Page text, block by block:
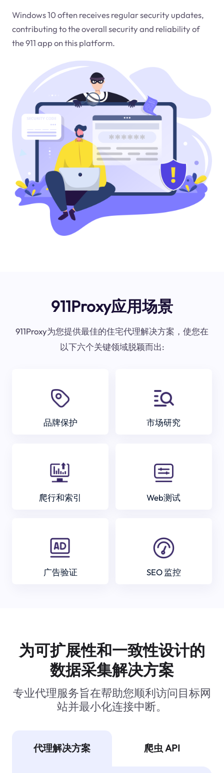
Windows 10 often receives regular security updates,
contributing to the overall security and reliability of
the 911 app on this platform.
911Proxy应用场景
911Proxy为您提供最佳的住宅代理解决方案，使您在
以下六个关键领域脱颖而出:
品牌保护 市场研究
爬行和索引 Web测试
广告验证 SEO 监控
为可扩展性和一致性设计的
数据采集解决方案
专业代理服务旨在帮助您顺利访问目标网
站并最小化连接中断。
代理解决方案 爬虫 API